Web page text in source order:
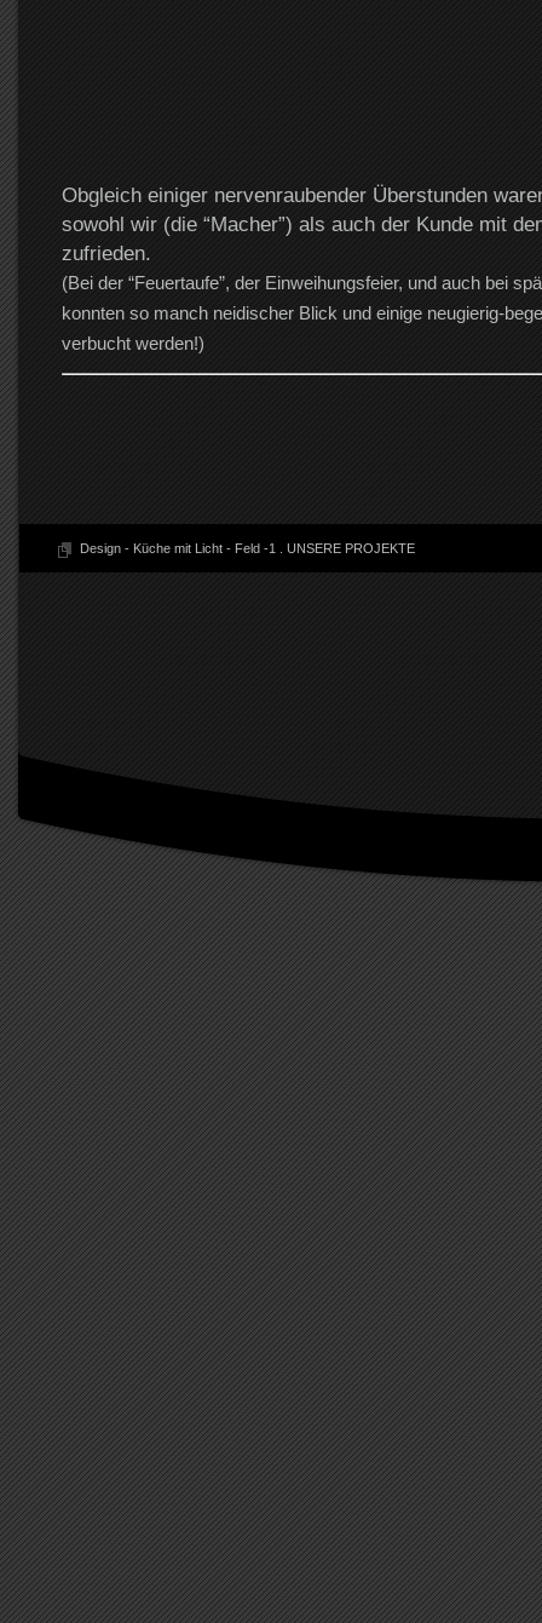
Obgleich einiger nervenraubender Überstunden
sowohl wir (die “Macher”) als auch der Kunde mit
zufrieden.
(Bei der “Feuertaufe”, der Einweihungsfeier, und auch bei
konnten so manch neidischer Blick und einige neugierig-
verbucht werden!)
Design - Küche mit Licht - Feld -1 UNSERE PROJEKTE